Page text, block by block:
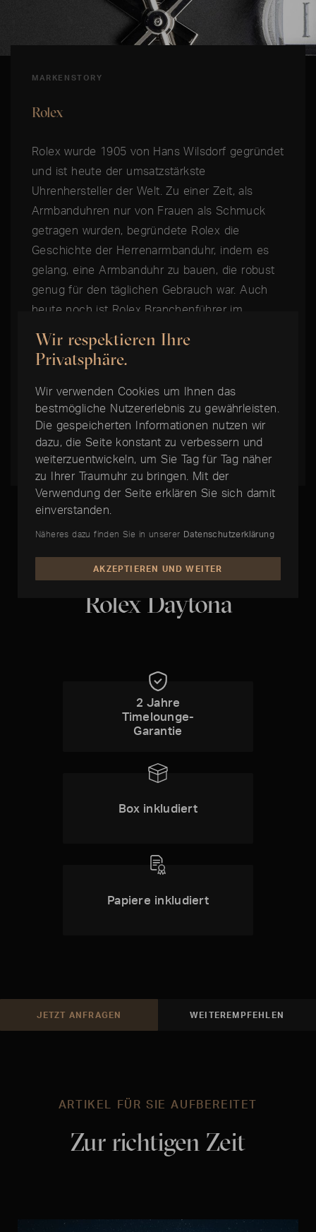
MARKENSTORY
Rolex
Rolex wurde 1905 von Hans Wilsdorf gegründet
und ist heute der umsatzstärkste
Uhrenhersteller der Welt. Zu einer Zeit, als
Armbanduhren nur von Frauen als Schmuck
getragen wurden, begründete Rolex die
Geschichte der Herrenarmbanduhr, indem es
gelang, eine Armbanduhr zu bauen, die robust
genug für den täglichen Gebrauch war. Auch
heute noch ist Rolex Branchenführer im
begründete das Konzept der Toolwatch. Von
den Tiefen der Ozeane bis zu den Höhen der
Luftfahrt werden die Professional Modelle von
Rolex von Fachleuten geschätzt und erfreuen
sich heute eines außergewöhnlich hohen
Sammlerwertes.
DIE BESTE ZEIT IST JETZT:
Rolex Daytona
2 Jahre
Timelounge-
Garantie
Box inkludiert
Papiere inkludiert
JETZT ANFRAGEN WEITEREMPFEHLEN
ARTIKEL FÜR SIE AUFBEREITET
Zur richtigen Zeit
Wir respektieren Ihre
Privatsphäre.
Wir verwenden Cookies um Ihnen das
bestmögliche Nutzererlebnis zu gewährleisten.
Die gespeicherten Informationen nutzen wir
dazu, die Seite konstant zu verbessern und
weiterzuentwickeln, um Sie Tag für Tag näher
zu Ihrer Traumuhr zu bringen. Mit der
Verwendung der Seite erklären Sie sich damit
einverstanden.
Näheres dazu finden Sie in unserer Datenschutzerklärung
AKZEPTIEREN UND WEITER